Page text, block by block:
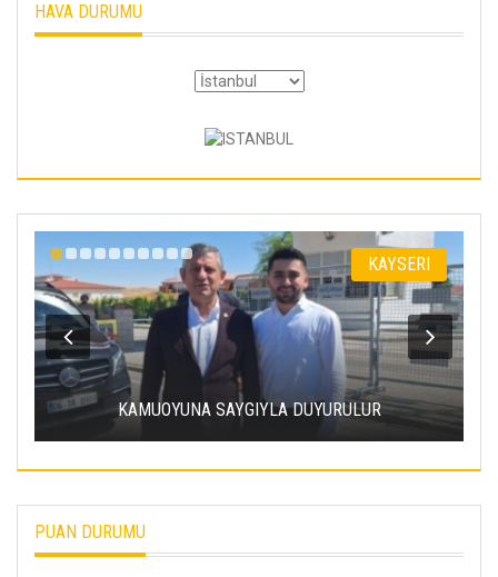
HAVA DURUMU
KAYSERI
ERCIYES ÜNIVERSITESI’NDE SÜRDÜRÜLEBILIR
ENERJI HAMLESI
PUAN DURUMU